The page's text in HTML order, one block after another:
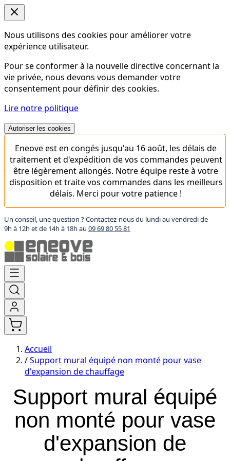
Nous utilisons des cookies pour améliorer votre
expérience utilisateur.
Pour se conformer à la nouvelle directive concernant la
vie privée, nous devons vous demander votre
consentement pour définir des cookies.
Lire notre politique
Autoriser les cookies
Eneove est en congés jusqu'au 16 août, les délais de
traitement et d'expédition de vos commandes peuvent
être légèrement allongés. Notre équipe reste à votre
disposition et traite vos commandes dans les meilleurs
délais. Merci pour votre patience !
Un conseil, une question ? Contactez-nous du lundi au vendredi de
9h à 12h et de 14h à 18h au 09 69 80 55 81
Aller
contenu
Accueil
/Support mural équipé non monté pour vase
d'expansion de chauffage
Support mural équipé
non monté pour vase
d'expansion de